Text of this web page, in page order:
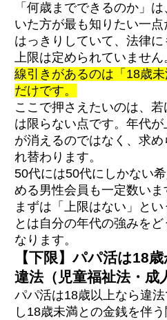
清潔感と落ち着きのある
感謝と礼儀、思いやり
約束と時間を守る
金銭面の線引きをはっ
年代別｜サービス選び
主要サービスの比較
Q1. 年齢によってお手
か？
Q2. 30代以上におすすめ
りますか？
Q3. 18歳や19歳でもパ
Q4. 50代でもパパ活はで
Q5. パパ活で年齢を聞か
べきですか?
「何歳までできるのか」
いた方が最も知りたい一
はっきりしていて、法律
上限は定められていません
線引きがあるのは「18歳
だけです。
ここで押さえたいのは、
は限らない点です。年代
が消えるのではなく、求
れ替わります。
50代には50代にしかない
める男性会員も一定数いま
まずは「上限はない」と
とは自分の年代の強みを
なります。
【下限】パパ活は18
違法（児童福祉法・成
パパ活は18歳以上なら違
し18歳未満との金銭を伴